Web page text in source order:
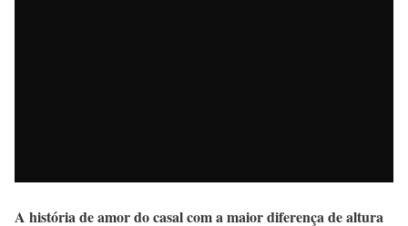
A história de amor do casal com a maior diferença de altura